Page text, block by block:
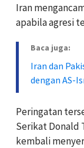
Iran
apabila agresi
Baca juga:
Iran dan
dengan AS-
Peringatan
Serikat Donald
kembali